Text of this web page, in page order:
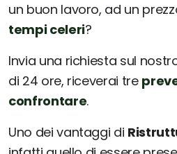
un buon lavoro, ad un
tempi celeri?
Invia una richiesta sul
di 24 ore, riceverai tre
confrontare.
Uno dei vantaggi di